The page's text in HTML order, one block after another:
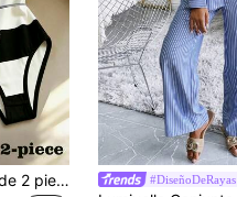
SHEIN LUNE Conjunto de 2 piezas para mujer con body de cuello halter a rayas y shorts blancos con ribete en contraste, atuendo de playa para vacaciones de verano, top elegante casual, ropa de oficina Y2K para desplazamientos y eventos sociales #DiseñoDeRayas